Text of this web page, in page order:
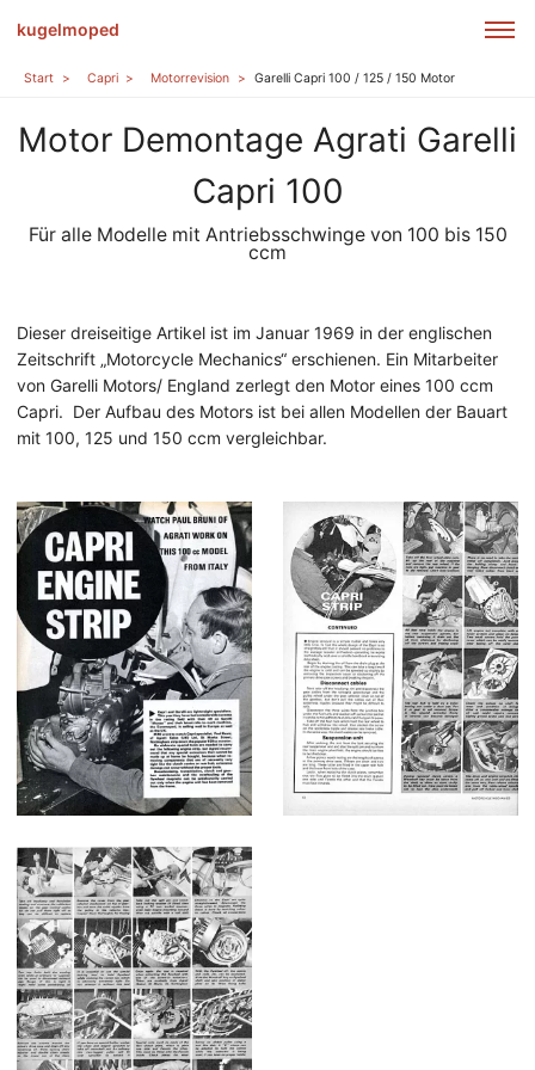
kugelmoped
Start Capri Motorrevision Garelli Capri 100 / 125 / 150 Motor
Motor Demontage Agrati Garelli
Capri 100
Für alle Modelle mit Antriebsschwinge von 100 bis 150
ccm
Dieser dreiseitige Artikel ist im Januar 1969 in der englischen
Zeitschrift „Motorcycle Mechanics“ erschienen. Ein Mitarbeiter
von Garelli Motors/ England zerlegt den Motor eines 100 ccm
Capri. Der Aufbau des Motors ist bei allen Modellen der Bauart
mit 100, 125 und 150 ccm vergleichbar.